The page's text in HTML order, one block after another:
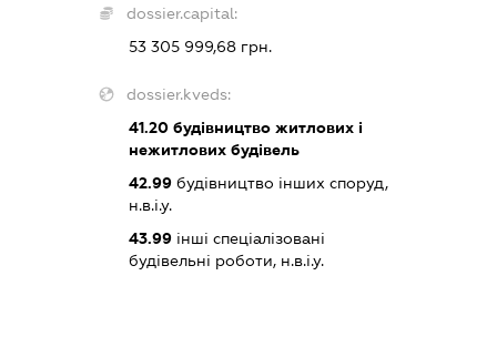
dossier.capital:
53 305 999,68 грн.
dossier.kveds:
41.20 будівництво житлових і
нежитлових будівель
42.99 будівництво інших споруд,
н.в.і.у.
43.99 інші спеціалізовані
будівельні роботи, н.в.і.у.